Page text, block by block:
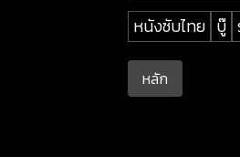
หนังซับไทย บู๊
หลัก